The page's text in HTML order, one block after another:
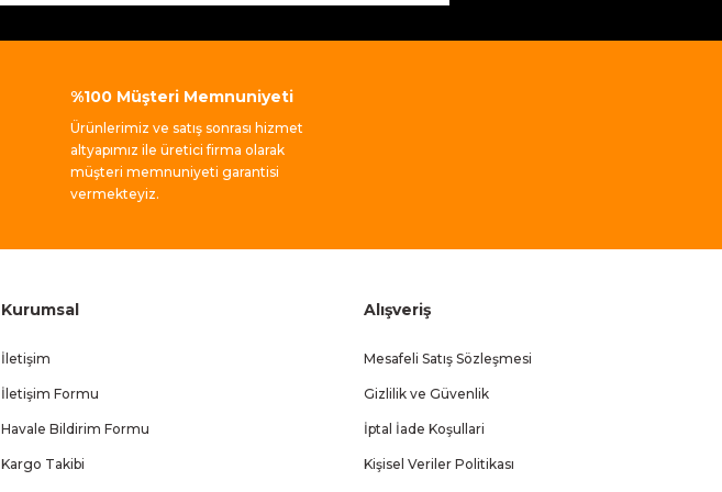
%100 Müşteri Memnuniyeti
Ürünlerimiz ve satış sonrası hizmet
altyapımız ile üretici firma olarak
müşteri memnuniyeti garantisi
vermekteyiz.
Kurumsal
İletişim
İletişim Formu
Havale Bildirim Formu
Kargo Takibi
Alışveriş
Mesafeli Satış Sözleşmesi
Gizlilik ve Güvenlik
İptal İade Koşullari
Kişisel Veriler Politikası